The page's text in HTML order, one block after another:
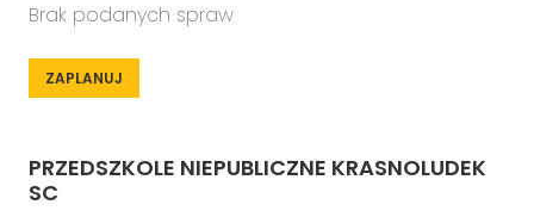
Brak podanych spraw
ZAPLANUJ
PRZEDSZKOLE NIEPUBLICZNE KRASNOLUDEK
SC